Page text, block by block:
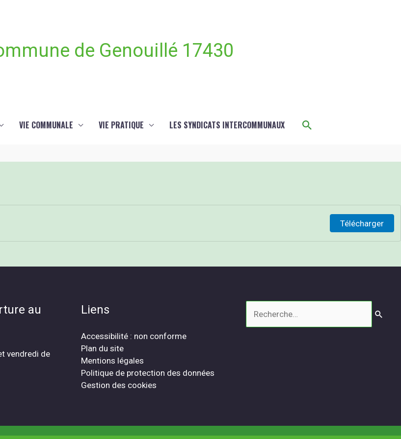
de Genouillé 17430
VIE COMMUNALE VIE PRATIQUE LES SYNDICATS INTERCOMMUNAUX Rechercher
Télécharger
au
vendredi de
Liens
Accessibilité : non conforme
Plan du site
Mentions légales
Politique de protection des données
Gestion des cookies